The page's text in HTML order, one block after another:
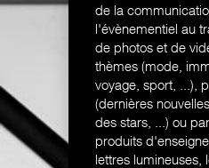
de la
l'évènementiel au
de photos et de
thèmes (mode,
voyage, sport, ...),
(dernières
des stars, ...) ou
produits
lettres lumineuses,